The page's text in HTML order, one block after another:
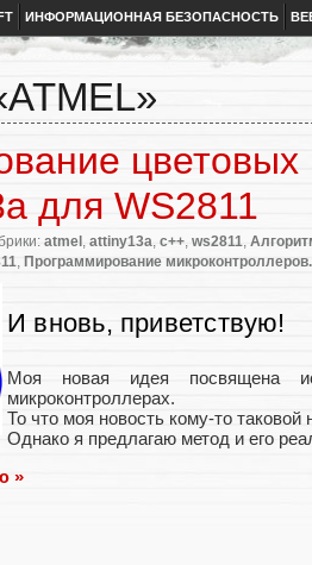
ИНФОРМАЦИОННАЯ БЕЗОПАСНОСТЬ
цветовых
для WS2811
atmel , attiny13a, c++, ws2811,
, Программирование микроконтроллеров.
И вновь, приветствую!
Моя новая идея посвящена
микроконтроллерах.
То что моя новость кому-то
Однако я предлагаю метод и его
»